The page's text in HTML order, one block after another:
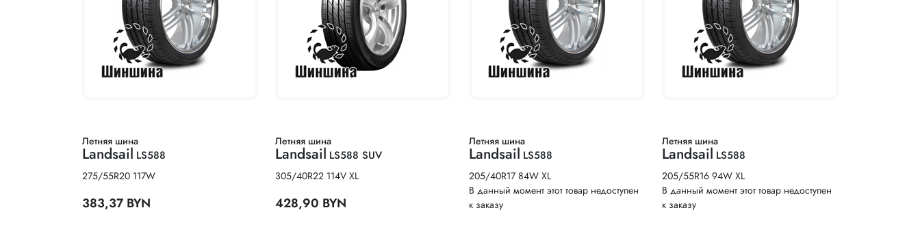
Летняя шина
Landsail LS588
275/55R20 117W
383,37 BYN
Летняя шина
Landsail LS588 SUV
305/40R22 114V XL
428,90 BYN
Летняя шина
Landsail LS588
205/40R17 84W XL
В данный момент этот товар недоступен
к заказу
Летняя шина
Landsail LS588
205/55R16 94W XL
В данный момент этот товар недоступен
к заказу